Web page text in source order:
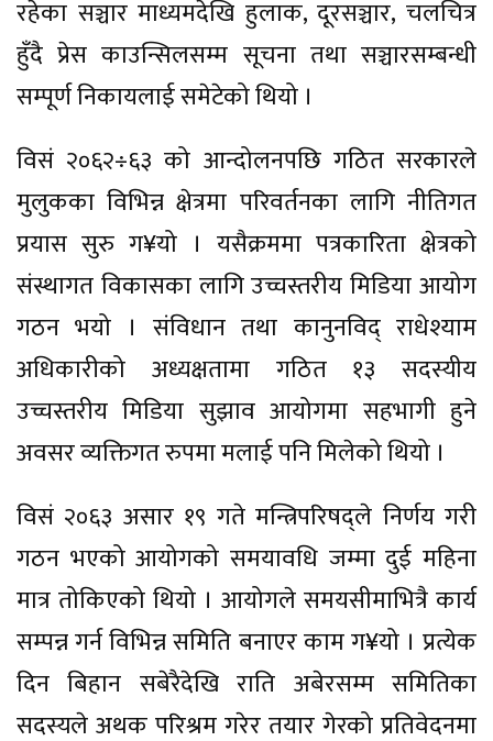
रहेका सञ्चार माध्यमदेखि हुलाक, दूरसञ्चार, चलचित्र
हुँदै प्रेस काउन्सिलसम्म सूचना तथा सञ्चारसम्बन्धी
सम्पूर्ण निकायलाई समेटेको थियो ।
विसं २०६२÷६३ को आन्दोलनपछि गठित सरकारले
मुलुकका विभिन्न क्षेत्रमा परिवर्तनका लागि नीतिगत
प्रयास सुरु ग¥यो । यसैक्रममा पत्रकारिता क्षेत्रको
संस्थागत विकासका लागि उच्चस्तरीय मिडिया आयोग
गठन भयो । संविधान तथा कानुनविद् राधेश्याम
अधिकारीको अध्यक्षतामा गठित १३ सदस्यीय
उच्चस्तरीय मिडिया सुझाव आयोगमा सहभागी हुने
अवसर व्यक्तिगत रुपमा मलाई पनि मिलेको थियो ।
विसं २०६३ असार १९ गते मन्त्रिपरिषद्ले निर्णय गरी
गठन भएको आयोगको समयावधि जम्मा दुई महिना
मात्र तोकिएको थियो । आयोगले समयसीमाभित्रै कार्य
सम्पन्न गर्न विभिन्न समिति बनाएर काम ग¥यो । प्रत्येक
दिन बिहान सबेरैदेखि राति अबेरसम्म समितिका
सदस्यले अथक परिश्रम गरेर तयार गेरको प्रतिवेदनमा